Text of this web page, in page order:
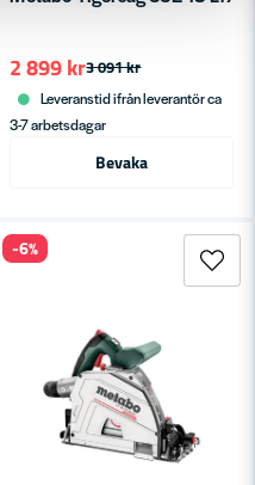
3 091 kr
2 899 kr
Leveranstid ifrån leverantör ca
3-7 arbetsdagar
Bevaka
-6%